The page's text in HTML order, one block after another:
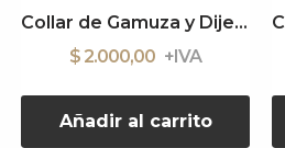
Collar de Gamuza y Dije Doble
$ 2.000,00
Añadir al carrito